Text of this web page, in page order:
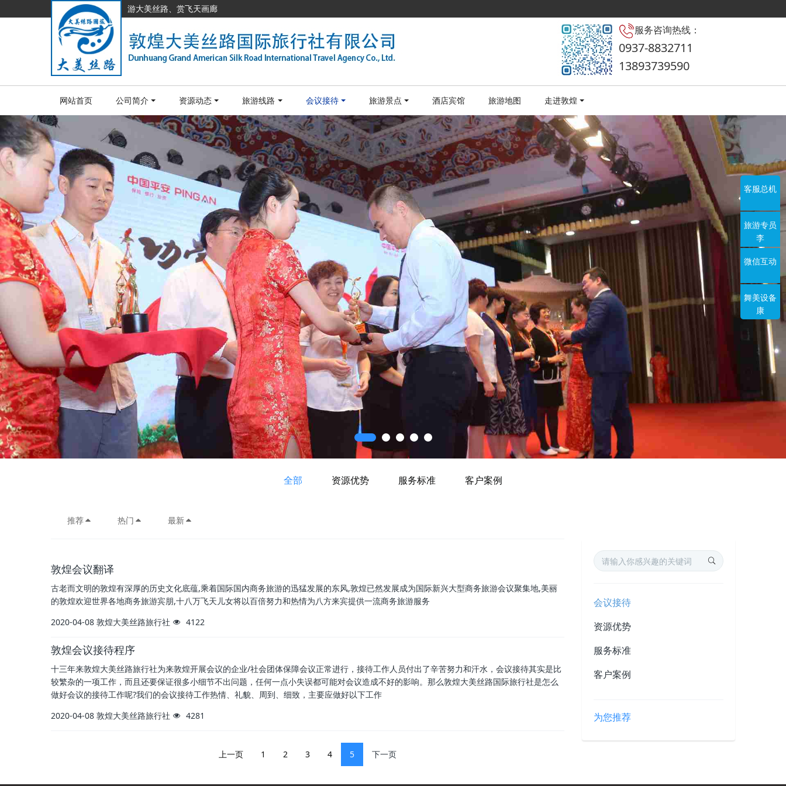
游大美丝路、赏飞天画廊
服务咨询热线：
0937-8832711
13893739590
网站首页 公司简介 资源动态 旅游线路 会议接待 旅游景点 酒店宾馆 旅游地图 走进敦煌
全部 资源优势 服务标准 客户案例
推荐 热门 最新
敦煌会议翻译
古老而文明的敦煌有深厚的历史文化底蕴,乘着国际国内商务旅游的迅猛发展的东风,敦煌已然发展成为国际新兴大型商务旅游会议聚集地,美丽
的敦煌欢迎世界各地商务旅游宾朋,十八万飞天儿女将以百倍努力和热情为八方来宾提供一流商务旅游服务
2020-04-08 敦煌大美丝路旅行社 4122
敦煌会议接待程序
十三年来敦煌大美丝路旅行社为来敦煌开展会议的企业/社会团体保障会议正常进行，接待工作人员付出了辛苦努力和汗水，会议接待其实是比
较繁杂的一项工作，而且还要保证很多小细节不出问题，任何一点小失误都可能对会议造成不好的影响。那么敦煌大美丝路国际旅行社是怎么
做好会议的接待工作呢?我们的会议接待工作热情、礼貌、周到、细致，主要应做好以下工作
2020-04-08 敦煌大美丝路旅行社 4281
上一页 1 2 3 4 5 下一页
会议接待
资源优势
服务标准
客户案例
为您推荐
客服总机
旅游专员
李
微信互动
舞美设备
康